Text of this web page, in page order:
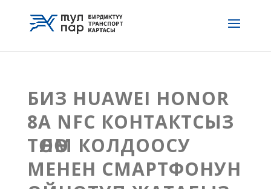
БИЗ HUAWEI HONOR
8A NFC КОНТАКТСЫЗ
ТӨЛӨМ КОЛДООСУ
МЕНЕН СМАРТФОНУН